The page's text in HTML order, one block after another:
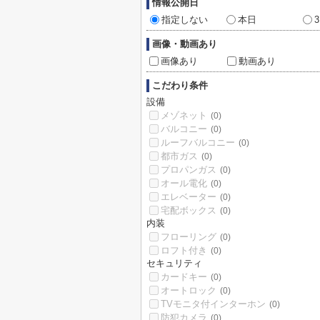
情報公開日
指定しない
本日
画像・動画あり
画像あり
動画あり
こだわり条件
設備
メゾネット
(0)
バルコニー (0)
ルーフバルコニー (0)
都市ガス (0)
プロパンガス (0)
オール電化 (0)
エレベーター (0)
宅配ボックス (0)
内装
フローリング (0)
ロフト付き (0)
セキュリティ
カードキー (0)
オートロック (0)
TVモニタ付インターホン (0)
防犯カメラ (0)